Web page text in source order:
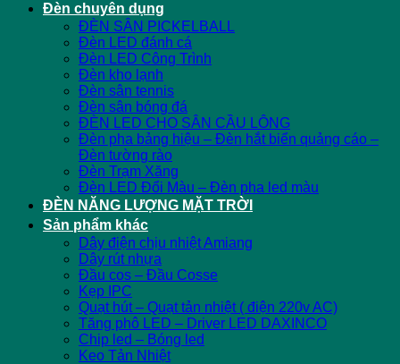
Đèn chuyên dụng
ĐÈN SÂN PICKELBALL
Đèn LED đánh cá
Đèn LED Công Trình
Đèn kho lạnh
Đèn sân tennis
Đèn sân bóng đá
ĐÈN LED CHO SÂN CẦU LÔNG
Đèn pha bảng hiệu – Đèn hắt biển quảng cáo –
Đèn tường rào
Đèn Trạm Xăng
Đèn LED Đổi Màu – Đèn pha led màu
ĐÈN NĂNG LƯỢNG MẶT TRỜI
Sản phẩm khác
Dây điện chịu nhiệt Amiang
Dây rút nhựa
Đầu cos – Đầu Cosse
Kẹp IPC
Quạt hút – Quạt tản nhiệt ( điện 220v AC)
Tăng phô LED – Driver LED DAXINCO
Chip led – Bóng led
Keo Tản Nhiệt